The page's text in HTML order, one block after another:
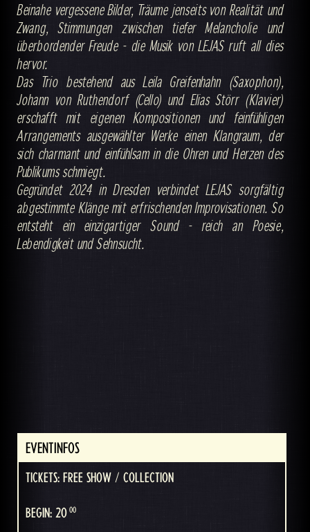
Beinahe vergessene Bilder, Träume jenseits von Realität und
Zwang, Stimmungen zwischen tiefer Melancholie und
überbordender Freude - die Musik von LEJAS ruft all dies
hervor.
Das Trio bestehend aus Leila Greifenhahn (Saxophon),
Johann von Ruthendorf (Cello) und Elias Störr (Klavier)
erschafft mit eigenen Kompositionen und feinfühligen
Arrangements ausgewählter Werke einen Klangraum, der
sich charmant und einfühlsam in die Ohren und Herzen des
Publikums schmiegt.
Gegründet 2024 in Dresden verbindet LEJAS sorgfältig
abgestimmte Klänge mit erfrischenden Improvisationen. So
entsteht ein einzigartiger Sound - reich an Poesie,
Lebendigkeit und Sehnsucht.
EVENTINFOS
TICKETS: FREE SHOW / COLLECTION
BEGIN: 20 00